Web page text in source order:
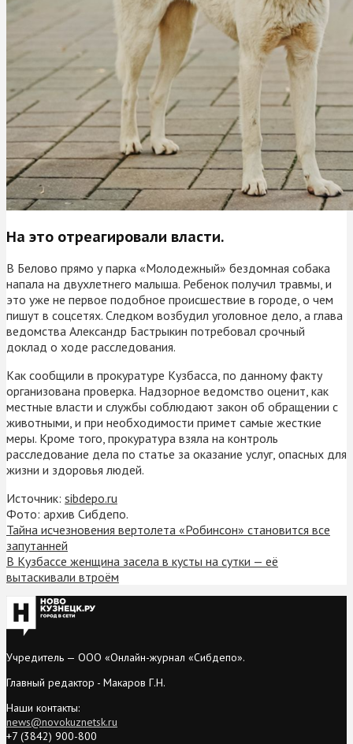
На это отреагировали власти.
В Белово прямо у парка «Молодежный» бездомная собака
напала на двухлетнего малыша. Ребенок получил травмы, и
это уже не первое подобное происшествие в городе, о чем
пишут в соцсетях. Следком возбудил уголовное дело, а глава
ведомства Александр Бастрыкин потребовал срочный
доклад о ходе расследования.
Как сообщили в прокуратуре Кузбасса, по данному факту
организована проверка. Надзорное ведомство оценит, как
местные власти и службы соблюдают закон об обращении с
животными, и при необходимости примет самые жесткие
меры. Кроме того, прокуратура взяла на контроль
расследование дела по статье за оказание услуг, опасных для
жизни и здоровья людей.
Источник: sibdepo.ru
Фото: архив Сибдепо.
Тайна исчезновения вертолета «Робинсон» становится все
запутанней
В Кузбассе женщина засела в кусты на сутки — её
вытаскивали втроём
Учредитель — ООО «Онлайн-журнал «Сибдепо».
Главный редактор - Макаров Г.Н.
Наши контакты:
news@novokuznetsk.ru
+7 (3842) 900-800